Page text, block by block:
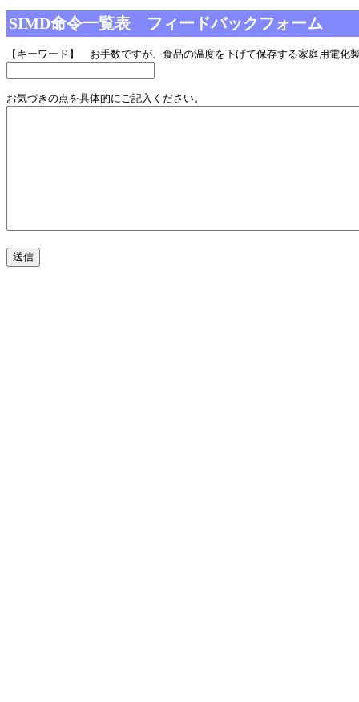
SIMD命令一覧表 フィードバックフォーム
【キーワード】 お手数ですが、食品の温度を下げて保存する家庭用電化
お気づきの点を具体的にご記入ください。